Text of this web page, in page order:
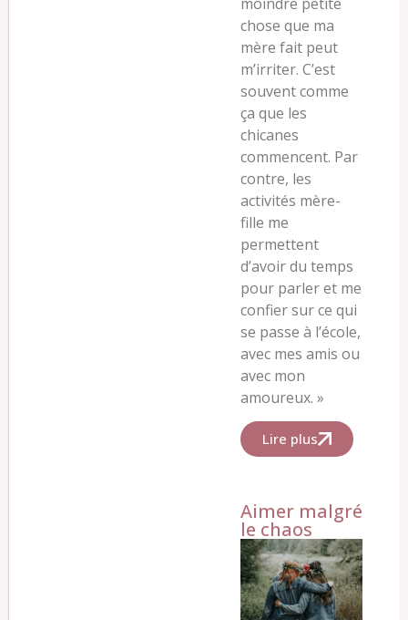
chose que ma
mère fait peut
m’irriter. C’est
souvent comme
ça que les
chicanes
commencent. Par
contre, les
activités mère-
fille me
permettent
d’avoir du temps
pour parler et me
confier sur ce qui
se passe à l’école,
avec mes amis ou
avec mon
amoureux. »
Lire plus
Aimer malgré
le chaos